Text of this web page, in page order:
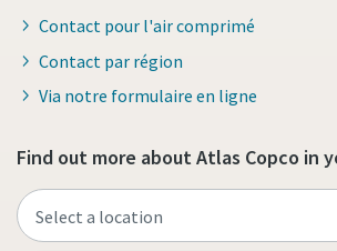
Contact pour l'air comprimé
Contact par région
Via notre formulaire en ligne
Find out more about Atlas Copco in